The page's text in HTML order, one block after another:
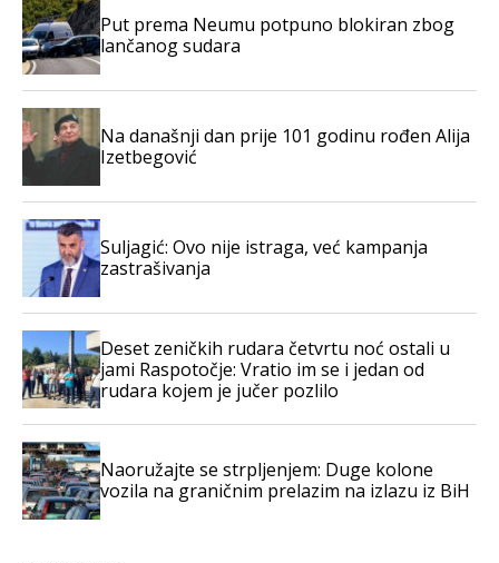
Put prema Neumu potpuno blokiran zbog
lančanog sudara
Na današnji dan prije 101 godinu rođen Alija
Izetbegović
Suljagić: Ovo nije istraga, već kampanja
zastrašivanja
Deset zeničkih rudara četvrtu noć ostali u
jami Raspotočje: Vratio im se i jedan od
rudara kojem je jučer pozlilo
Naoružajte se strpljenjem: Duge kolone
vozila na graničnim prelazim na izlazu iz BiH